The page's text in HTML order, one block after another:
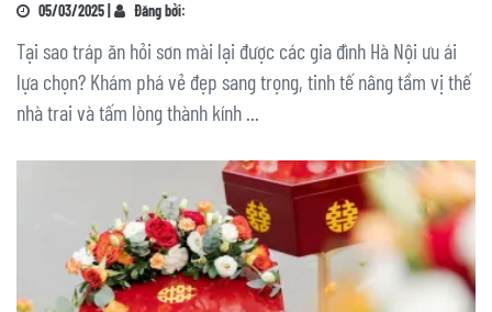
05/03/2025 | Đăng bởi:
Tại sao tráp ăn hỏi sơn mài lại được các gia đình Hà Nội ưu ái
lựa chọn? Khám phá vẻ đẹp sang trọng, tinh tế nâng tầm vị thế
nhà trai và tấm lòng thành kính ...